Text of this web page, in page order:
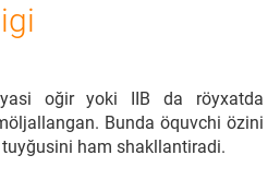
oğir yoki IIB da röyxatda
Bunda öquvchi özini
ham shakllantiradi.